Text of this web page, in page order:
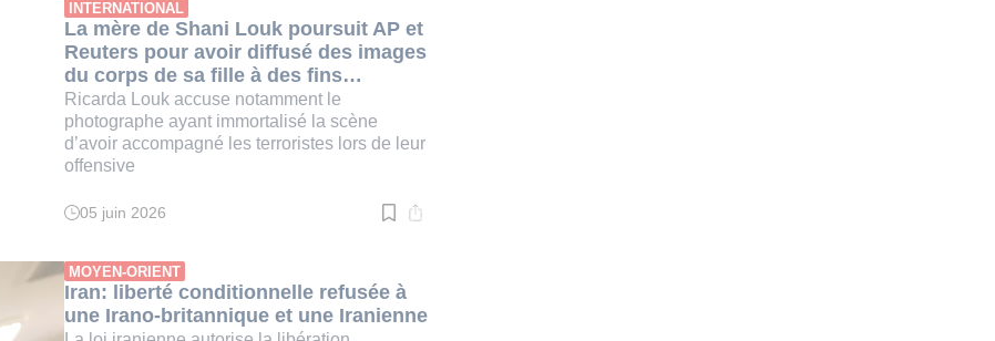
INTERNATIONAL
La mère de Shani Louk poursuit AP et
Reuters pour avoir diffusé des images
du corps de sa fille à des fins
commerciales
Ricarda Louk accuse notamment le
photographe ayant immortalisé la scène
d’avoir accompagné les terroristes lors de leur
offensive
Temps
:
4
min.
05 juin 2026
MOYEN-ORIENT
Iran: liberté conditionnelle refusée à
une Irano-britannique et une Iranienne